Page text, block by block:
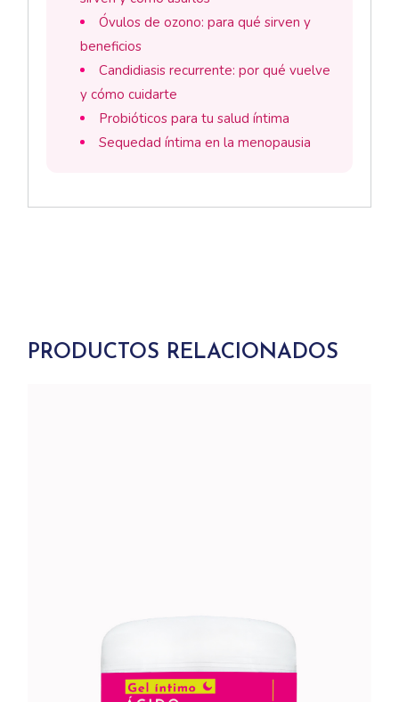
Óvulos de ozono: para qué sirven y
beneficios
Candidiasis recurrente: por qué vuelve
y cómo cuidarte
Probióticos para tu salud íntima
Sequedad íntima en la menopausia
PRODUCTOS RELACIONADOS